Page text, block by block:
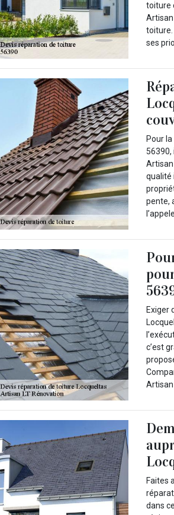
toiture
Artisan
toiture.
ses
Pour
56390,
Artisan
qualité
pente,
Exiger
c’est
Artisan
Faites
dans